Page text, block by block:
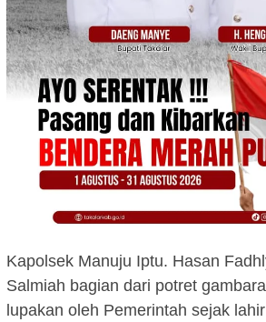
Kapolsek Manuju Iptu. Hasan
Salmiah bagian dari potret
lupakan oleh Pemerintah sejak